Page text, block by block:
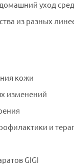
уход
из разных
кожи
изменений
и
GIGI